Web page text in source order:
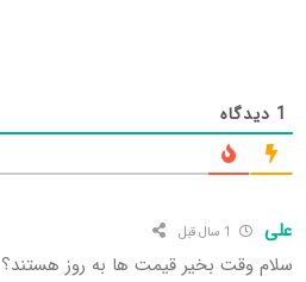
1 دیدگاه
علی
سلام وقت بخیر قیمت ها به روز هستند؟